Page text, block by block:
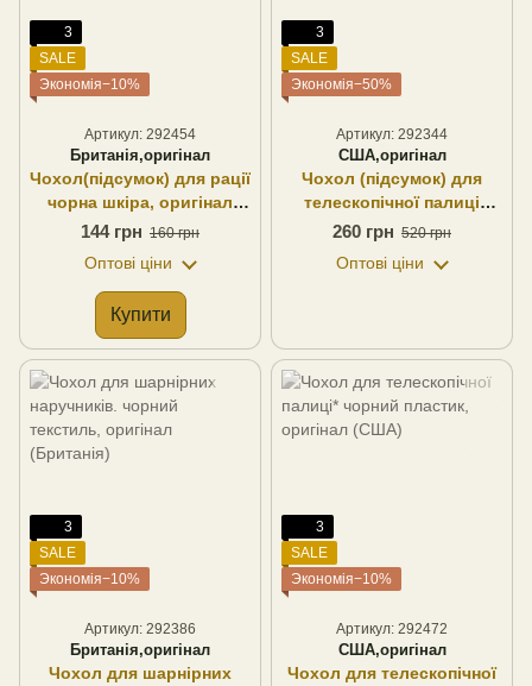
3
SALE
Экономія−10%
Артикул: 292454
Британія,оригінал
Чохол(підсумок) для рації
чорна шкіра, оригінал
(Британія)
144 грн 160 грн
Оптові ціни
Купити
3
SALE
Экономія−50%
Артикул: 292344
США,оригінал
Чохол (підсумок) для
телескопічної палиці
чорний пластик, оригінал
260 грн 520 грн
Оптові ціни
3
SALE
Экономія−10%
Артикул: 292386
Британія,оригінал
Чохол для шарнірних
3
SALE
Экономія−10%
Артикул: 292472
США,оригінал
Чохол для телескопічної